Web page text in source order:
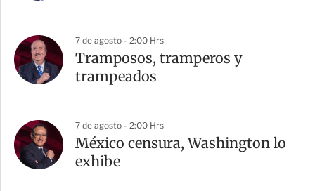
7 de agosto - 2:00 Hrs
Tramposos, tramperos y
trampeados
7 de agosto - 2:00 Hrs
México censura, Washington lo
exhibe